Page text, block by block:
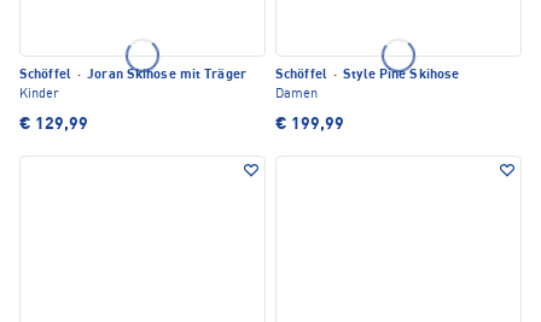
Schöffel · Joran Skihose mit Träger
Kinder
€ 129,99
Schöffel · Style Pine Skihose
Damen
€ 199,99